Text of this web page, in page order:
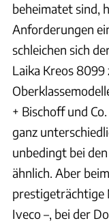
beheimatet sind,
Anforderungen
schleichen sich
Laika Kreos
+ Bischoff und
ganz
unbedingt bei
ähnlich. Aber
prestigeträchtige
Iveco –, bei der